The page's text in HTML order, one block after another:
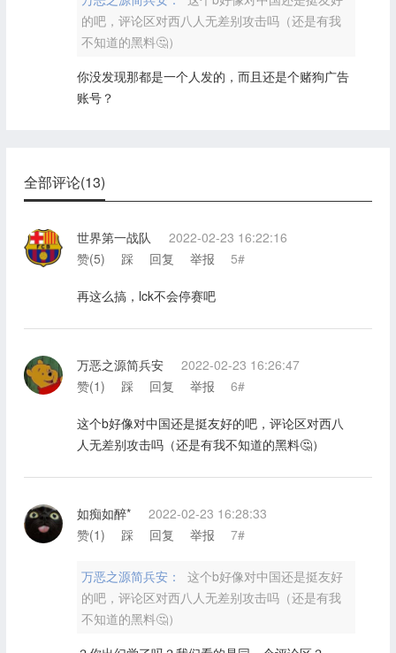
的吧，评论区对西八人无差别攻击吗（还是有我
不知道的黑料🤔）
你没发现那都是一个人发的，而且还是个赌狗广告
账号？
全部评论(13)
世界第一战队
2022-02-23 16:22:16
赞(5) 踩 回复 举报 5#
再这么搞，lck不会停赛吧
万恶之源简兵安
2022-02-23 16:26:47
赞(1) 踩 回复 举报 6#
这个b好像对中国还是挺友好的吧，评论区对西八
人无差别攻击吗（还是有我不知道的黑料🤔）
如痴如醉*
2022-02-23 16:28:33
赞(1) 踩 回复 举报 7#
万恶之源简兵安：
这个b好像对中国还是挺友好
的吧，评论区对西八人无差别攻击吗（还是有我
不知道的黑料🤔）